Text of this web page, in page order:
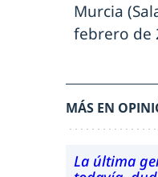
Murcia
febrero de
MÁS EN
La última